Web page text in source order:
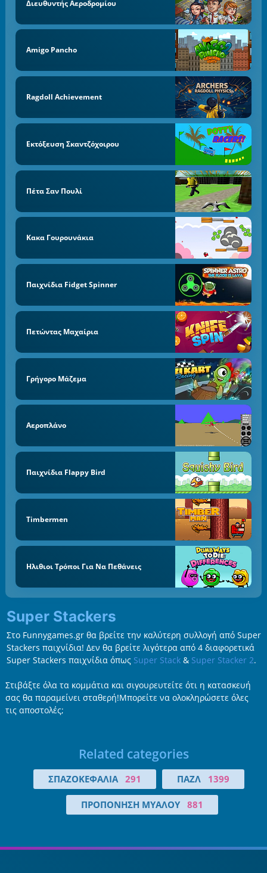
Διευθυντής Αεροδρομίου
Amigo Pancho
Ragdoll Achievement
Εκτόξευση Σκαντζόχοιρου
Πέτα Σαν Πουλί
Κακα Γουρουνάκια
Παιχνίδια Fidget Spinner
Πετώντας Μαχαίρια
Γρήγορο Μάζεμα
Αεροπλάνο
Παιχνίδια Flappy Bird
Timbermen
Ηλιθιοι Τρόποι Για Να Πεθάνεις
Super Stackers
Στο Funnygames.gr θα βρείτε την καλύτερη συλλογή από Super
Stackers παιχνίδια! Δεν θα βρείτε λιγότερα από 4 διαφορετικά
Super Stackers παιχνίδια όπως Super Stack& Super Stacker 2.
Στιβάξτε όλα τα κομμάτια και σιγουρευτείτε ότι η κατασκευή
σας θα παραμείνει σταθερή!Μπορείτε να ολοκληρώσετε όλες
τις αποστολές;
Related categories
ΣΠΑΖΟΚΕΦΑΛΙΆ 291 ΠΑΖΛ 1399
ΠΡΟΠΌΝΗΣΗ ΜΥΑΛΟΎ 881